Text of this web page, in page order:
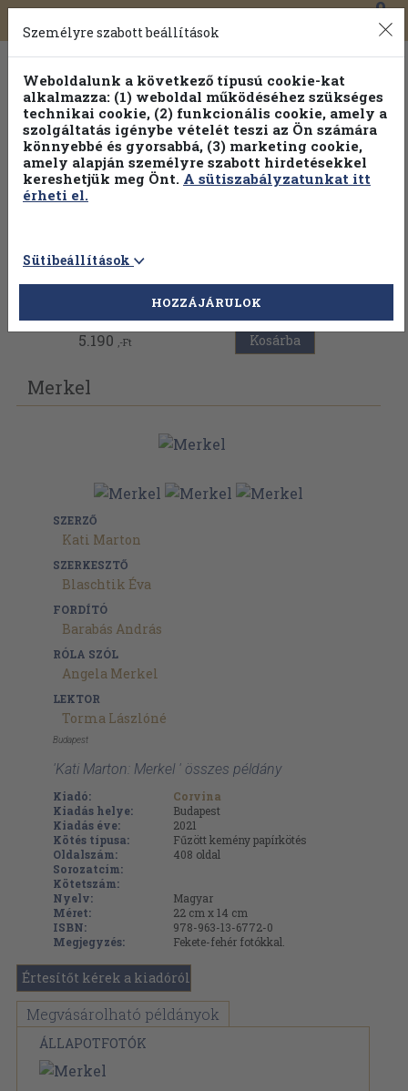
Toggle
navigation
0
Vissza az előző oldalra
5.190 ,-Ft Kosárba
Merkel
SZERZŐ
Kati Marton
SZERKESZTŐ
Blaschtik Éva
FORDÍTÓ
Barabás András
RÓLA SZÓL
Angela Merkel
LEKTOR
Torma Lászlóné
Budapest
'Kati Marton: Merkel ' összes példány
Kiadó:
Corvina
Kiadás helye:
Budapest
Kiadás éve:
2021
Kötés típusa:
Fűzött kemény papírkötés
Oldalszám:
408 oldal
Sorozatcím:
Kötetszám:
Nyelv:
Magyar
Méret:
22 cm x 14 cm
ISBN:
978-963-13-6772-0
Megjegyzés:
Fekete-fehér fotókkal.
Értesítőt kérek a kiadóról
Megvásárolható példányok
ÁLLAPOTFOTÓK
Személyre szabott beállítások
Weboldalunk a következő típusú cookie-kat
alkalmazza: (1) weboldal működéséhez szükséges
technikai cookie, (2) funkcionális cookie, amely a
szolgáltatás igénybe vételét teszi az Ön számára
könnyebbé és gyorsabbá, (3) marketing cookie,
amely alapján személyre szabott hirdetésekkel
kereshetjük meg Önt. A sütiszabályzatunkat itt
érheti el.
Sütibeállítások
HOZZÁJÁRULOK